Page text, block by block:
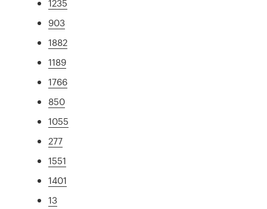
1235
903
1882
1189
1766
850
1055
277
1551
1401
13